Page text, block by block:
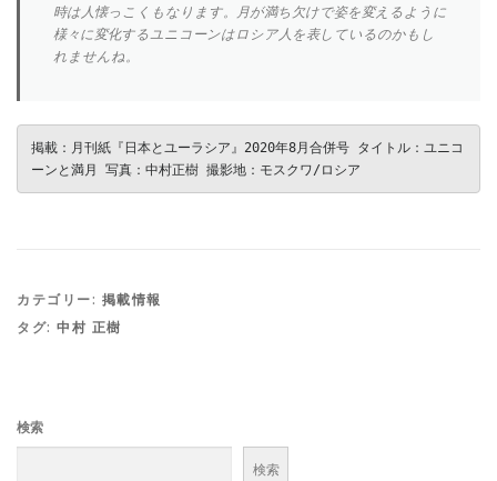
時は人懐っこくもなります。月が満ち欠けで姿を変えるように
様々に変化するユニコーンはロシア人を表しているのかもし
れませんね。
掲載：月刊紙『日本とユーラシア』2020年8月合併号 タイトル：ユニコ
ーンと満月 写真：中村正樹 撮影地：モスクワ/ロシア
カテゴリー: 掲載情報
タグ: 中村 正樹
検索
検索